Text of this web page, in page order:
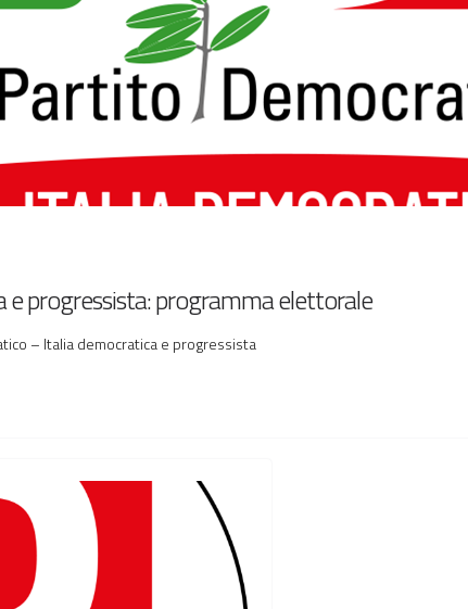
e progressista: programma elettorale
– Italia democratica e progressista